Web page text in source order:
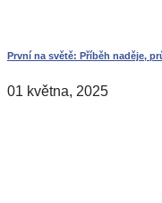
První na světě: Příběh naděje,
01 května, 2025